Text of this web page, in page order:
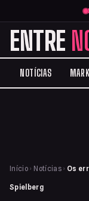
ENTRE
NOTÍCIAS
Início › Notícias › Os
Spielberg